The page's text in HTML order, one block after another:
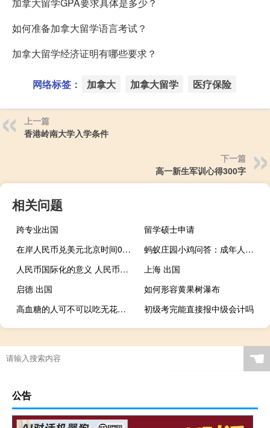
加拿大留学GPA要求具体是多少？
如何准备加拿大留学语言考试？
加拿大留学经济证明有哪些要求？
网络标签： 加拿大 加拿大留学 医疗保险
上一篇
香港岭南大学入学条件
下一篇
高一新生军训心得300字
相关问题
跨专业出国
留学硕士申请
在岸人民币兑美元北京时间03:00收报7.2816较上一交易日夜盘收盘涨39点成交量418.83亿美元
蚂蚁庄园小鸡问答：成年人更容易患龋齿吗
人民币国际化的意义 人民币国际化再下一城
上海 出国
启德 出国
如何形容黄果树瀑布
高血糖的人可不可以吃无花果（高血糖患者能吃无花果吗）
初级考完能直接报中级会计吗
☚
公告